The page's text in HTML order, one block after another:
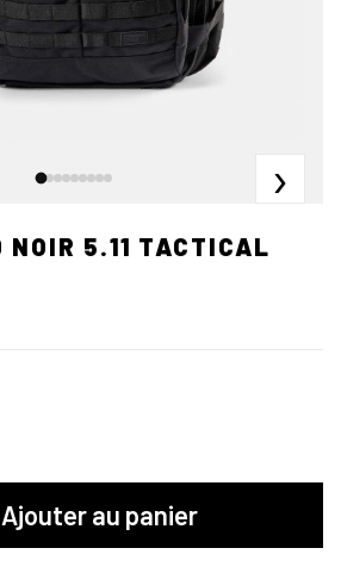
›
5.11 TACTICAL
Ajouter au panier